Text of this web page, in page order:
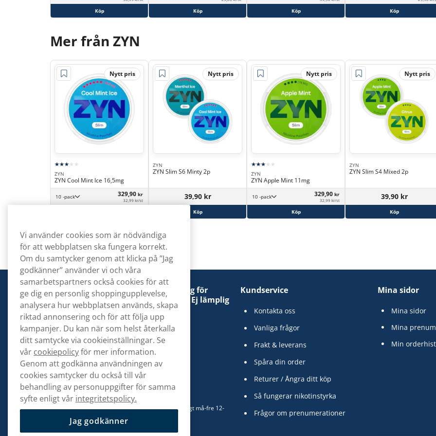
Köp Köp Köp Köp
Mer från ZYN
Nytt pris
ZYN
ZYN Cool Mint Ice 16,5mg
10 -pack 329,90 kr
32,99 kr/st
Nytt pris
ZYN
ZYN Slim S6 Minty 2p
39,90 kr
Köp
Nytt pris
ZYN
ZYN Apple Mint 11mg
10 -pack 329,90 kr
32,99 kr/st
Köp
Nytt pris
ZYN
ZYN Slim S4 Mixed 2p
39,90 kr
Köp
Denna tobaksprodukt kan vara skadlig för
hälsan och är beroendeframkallande. Ej lämplig
för personer under 18 år.
Kontakta oss
hej@snusbolaget.se
08 517 910 94
Mån-Tor 8.00-17.00 | Fre 9.00-17.00 | (Lunchstängt må-fre 12-
Kundservice
Kontakta oss
Vanliga frågor
Frakt & leverans
Spåra din order
Returer / Ångra ditt köp
Så fungerar nikotinstyrka
Frågor om prenumerationer
Mina sidor
Mina sidor
Mina
Min
Vi använder cookies som är nödvändiga
för att webbplatsen ska fungera korrekt.
Om du samtycker genom att klicka på ”Jag
godkänner” använder vi och våra
samarbetspartners också cookies för att
ge dig en personlig shoppingupplevelse,
analysera hur webbplatsen används, skapa
riktad annonsering och för att följa upp
kampanjer. Du kan när som helst återkalla
ditt samtycke via cookieinställningar. Se
vår cookiepolicyför mer information.
Genom att godkänna användningen av
cookies samtycker du också till vår
behandling av personuppgifter för samma
syfte enligt vår integritetspolicy.
Jag godkänner